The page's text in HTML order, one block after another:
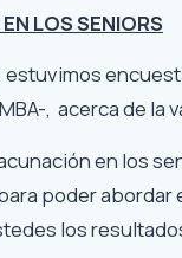
LOS SENIORS
estuvimos
, acerca de la
en los
poder abordar
los